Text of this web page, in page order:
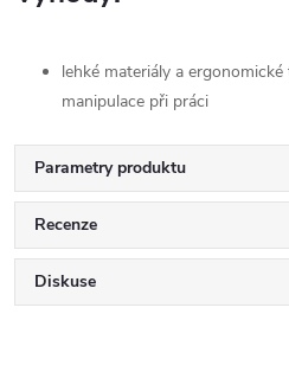
lehké materiály a
manipulace při práci
Parametry produktu
Recenze
Diskuse